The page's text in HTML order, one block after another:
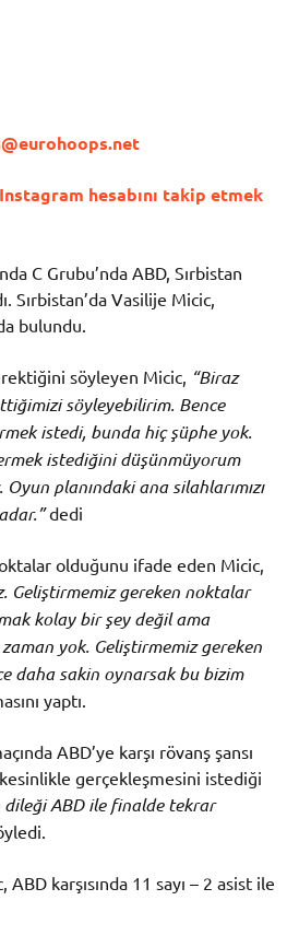
hesabını takip etmek
C Grubu’nda ABD, Sırbistan
Sırbistan’da Vasilije Micic,
bulundu.
söyleyen Micic, “Biraz
söyleyebilirim. Bence
istedi, bunda hiç şüphe yok.
istediğini düşünmüyorum
Oyun planındaki ana silahlarımızı
dedi
olduğunu ifade eden Micic,
Geliştirmemiz gereken noktalar
kolay bir şey değil ama
yok. Geliştirmemiz gereken
daha sakin oynarsak bu bizim
yaptı.
ABD’ye karşı rövanş şansı
gerçekleşmesini istediği
dileği ABD ile finalde tekrar
ABD karşısında 11 sayı – 2 asist ile